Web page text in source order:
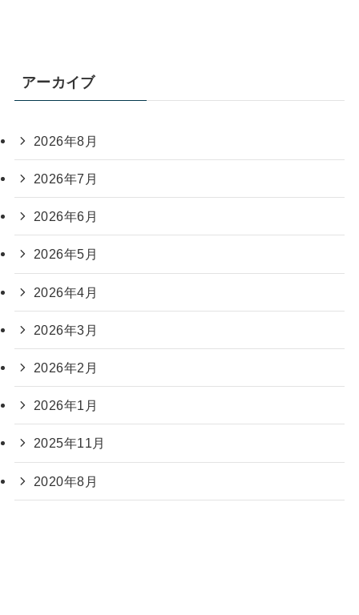
アーカイブ
2026年8月
2026年7月
2026年6月
2026年5月
2026年4月
2026年3月
2026年2月
2026年1月
2025年11月
2020年8月